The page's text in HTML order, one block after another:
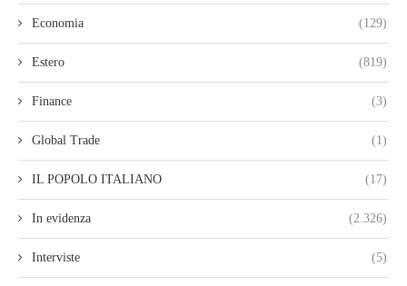
Economia (129)
Estero (819)
Finance (3)
Global Trade (1)
IL POPOLO ITALIANO (17)
In evidenza (2.326)
Interviste (5)